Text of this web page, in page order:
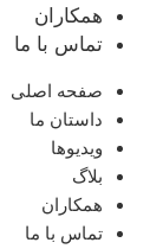
همکاران
تماس با ما
صفحه اصلی
داستان ما
ویدیوها
بلاگ
همکاران
تماس با ما